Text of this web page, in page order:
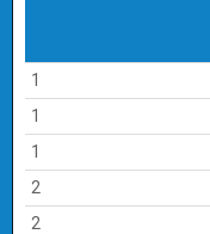
Untersetzungsstufen
1
1
1
2
2